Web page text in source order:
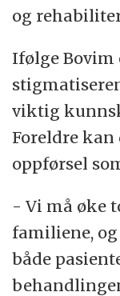
og
Ifølge
viktig
Foreldre
oppførsel
- Vi må øke
familiene,
både